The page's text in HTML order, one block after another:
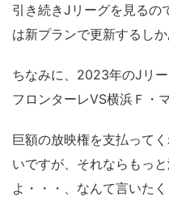
引き続きJリーグを見る
は新プランで更新するしか
ちなみに、2023年のJリ
フロンターレVS横浜Ｆ・
巨額の放映権を支払って
いですが、それならもっ
よ・・・、なんて言いたく